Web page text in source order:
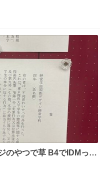
ボ！ 🧦ラインソ
のやつで草 B4でIDMって
り消し？ それと夏休み期